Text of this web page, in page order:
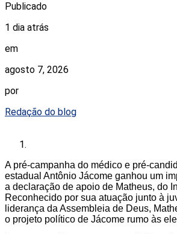
Publicado
1 dia atrás
em
agosto 7, 2026
por
Redação do blog
A pré-campanha do médico e pré-
estadual Antônio Jácome ganhou um
a declaração de apoio de Matheus, do
Reconhecido por sua atuação junto à
liderança da Assembleia de Deus,
o projeto político de Jácome rumo às